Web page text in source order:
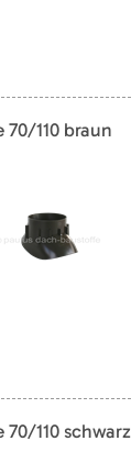
110 braun
110 schwarz